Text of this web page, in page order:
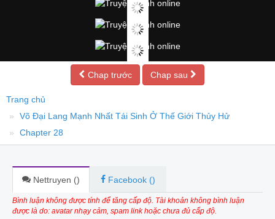
Chap trước Chap sau
Trang chủ
Võ Đại Lang Mạnh Nhất Tái Sinh Ở Thế Giới Thủy Hử
Chapter 28
Nettruyen () Facebook ()
Bình luận không được tính để tăng cấp độ. Tài khoản không bình luận
được là do: avatar nhạy cảm, spam link hoặc chưa đủ cấp độ.